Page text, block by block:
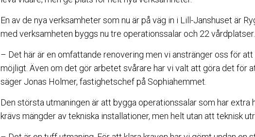
En av de nya verksamheter som nu är på väg in i Lill-Janshuset är
med verksamheten byggs nu tre operationssalar och 22 vårdplatser.
– Det här är en omfattande renovering men vi anstränger oss för
möjligt. Även om det gör arbetet svårare har vi valt att göra det för
säger Jonas Holmer, fastighetschef på Sophiahemmet.
Den största utmaningen är att bygga operationssalar som har extra
krävs mängder av tekniska installationer, men helt utan att teknisk